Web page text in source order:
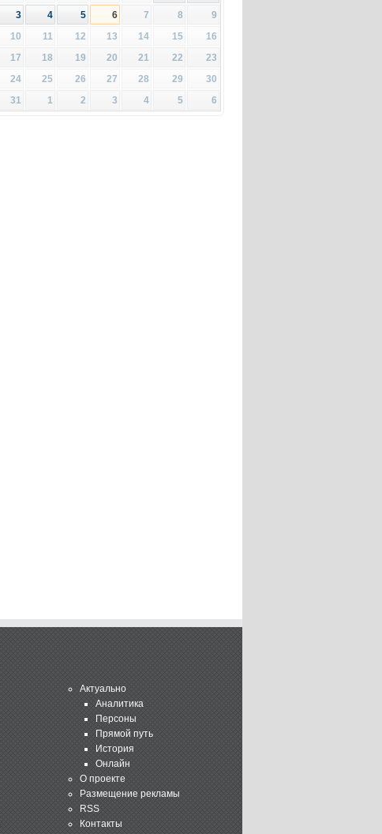
3
4 5 6 7 8
9
10
11 12 13 14 15
16
17
18 19 20 21 22
23
24
25 26 27 28 29
30
31
1 2 3 4 5 6
Актуально
Аналитика
Персоны
Прямой путь
История
Онлайн
О проекте
Размещение рекламы
RSS
Контакты